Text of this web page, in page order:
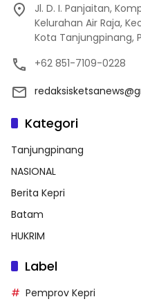
Jl. D. I. Panjaitan,
Kelurahan Air Raja,
Kota Tanjungpinang,
+62 851-7109-0228
Kategori
Tanjungpinang
NASIONAL
Berita Kepri
Batam
HUKRIM
Label
Pemprov Kepri